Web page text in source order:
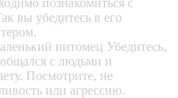
познакомиться с
вы убедитесь в его
питомец Убедитесь,
с людьми и
Посмотрите, не
или агрессию.